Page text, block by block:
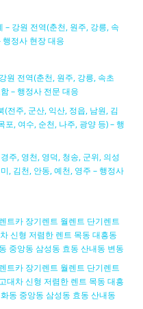
– 강원 전역(춘천, 원주, 강릉, 속
행정사 현장 대응
원 전역(춘천, 원주, 강릉, 속초
– 행정사 전문 대응
(전주, 군산, 익산, 정읍, 남원, 김
포, 여수, 순천, 나주, 광양 등) – 행
주, 영천, 영덕, 청송, 군위, 의성
, 김천, 안동, 예천, 영주 – 행정사
트카 장기렌트 월렌트 단기렌트
신형 저렴한 렌트 목동 대흥동
중앙동 삼성동 효동 산내동 변동
트카 장기렌트 월렌트 단기렌트
대차 신형 저렴한 렌트 목동 대흥
동 중앙동 삼성동 효동 산내동